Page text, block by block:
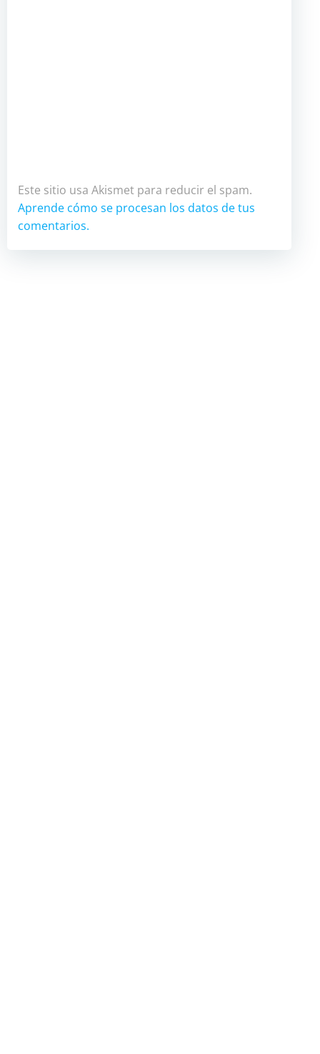
Este sitio usa Akismet para reducir el spam.
Aprende cómo se procesan los datos de tus
comentarios.